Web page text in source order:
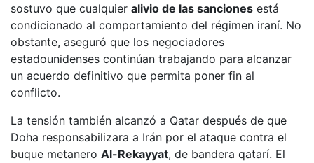
sostuvo que cualquier alivio de las sanciones está
condicionado al comportamiento del régimen iraní. No
obstante, aseguró que los negociadores
estadounidenses continúan trabajando para alcanzar
un acuerdo definitivo que permita poner fin al
conflicto.
La tensión también alcanzó a Qatar después de que
Doha responsabilizara a Irán por el ataque contra el
buque metanero Al-Rekayyat, de bandera qatarí. El